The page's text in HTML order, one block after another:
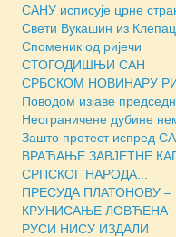
САНУ исписује црне
Свети Вукашин из
Споменик од ријечи
СТОГОДИШЊИ САН
СРБСКОМ НОВИНАРУ
Поводом изјаве
Неограничене дубине
Зашто протест испред
ВРАЋАЊЕ ЗАВЈЕТНЕ
СРПСКОГ НАРОДА...
ПРЕСУДА ПЛАТОНОВУ –
КРУНИСАЊЕ ЛОВЋЕНА
РУСИ НИСУ ИЗДАЛИ